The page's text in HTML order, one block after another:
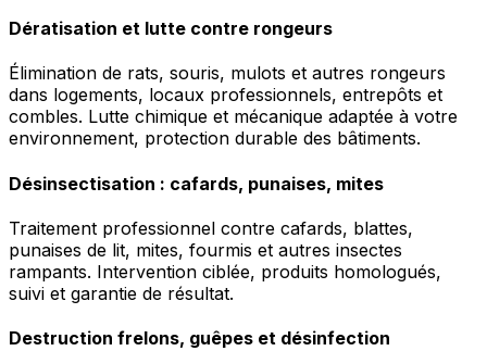
Dératisation et lutte contre rongeurs
Élimination de rats, souris, mulots et autres rongeurs
dans logements, locaux professionnels, entrepôts et
combles. Lutte chimique et mécanique adaptée à votre
environnement, protection durable des bâtiments.
Désinsectisation : cafards, punaises, mites
Traitement professionnel contre cafards, blattes,
punaises de lit, mites, fourmis et autres insectes
rampants. Intervention ciblée, produits homologués,
suivi et garantie de résultat.
Destruction frelons, guêpes et désinfection